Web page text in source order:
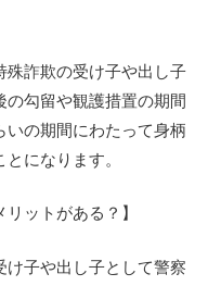
殊詐欺の受け子や出し子
勾留や観護措置の期間
の期間にわたって身柄
になります。
ットがある？】
子や出し子として警察